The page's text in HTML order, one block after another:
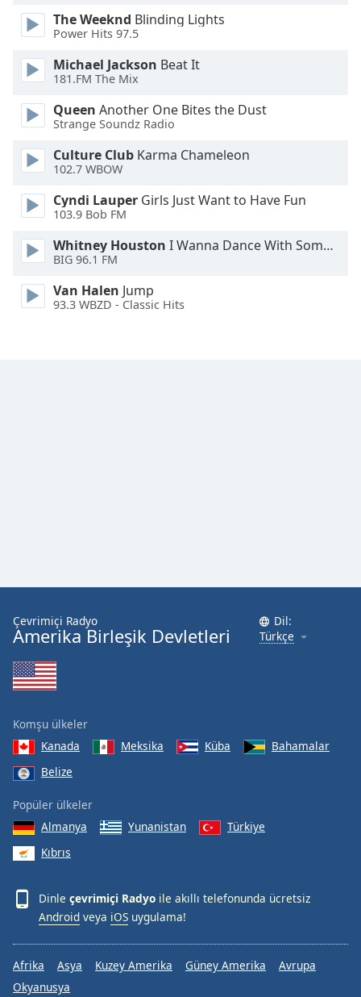
Done
Close
dialog
window.
The Weeknd Blinding Lights
Power Hits 97.5
Michael Jackson Beat It
181.FM The Mix
Queen Another One Bites the Dust
Strange Soundz Radio
Culture Club Karma Chameleon
102.7 WBOW
Cyndi Lauper Girls Just Want to Have Fun
103.9 Bob FM
Whitney Houston I Wanna Dance With Somebody
BIG 96.1 FM
Van Halen Jump
93.3 WBZD - Classic Hits
Çevrimiçi Radyo
Amerika Birleşik Devletleri
Dil:
Türkçe
Komşu ülkeler
Kanada
Meksika Küba
Bahamalar
Belize
Popüler ülkeler
Almanya
Yunanistan
Türkiye
Kıbrıs
Dinle çevrimiçi Radyo ile akıllı telefonunda ücretsiz
Android veya iOS uygulama!
Afrika Asya Kuzey Amerika Güney Amerika
Avrupa
Okyanusya